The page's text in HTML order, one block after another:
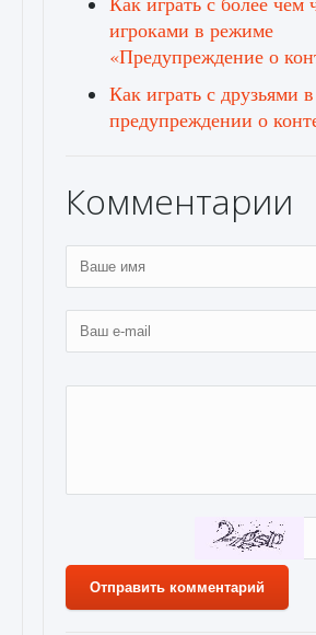
игроками в режиме
«Предупреждение о
Как играть с друзьями в
предупреждении о
Комментарии
Отправить комментарий